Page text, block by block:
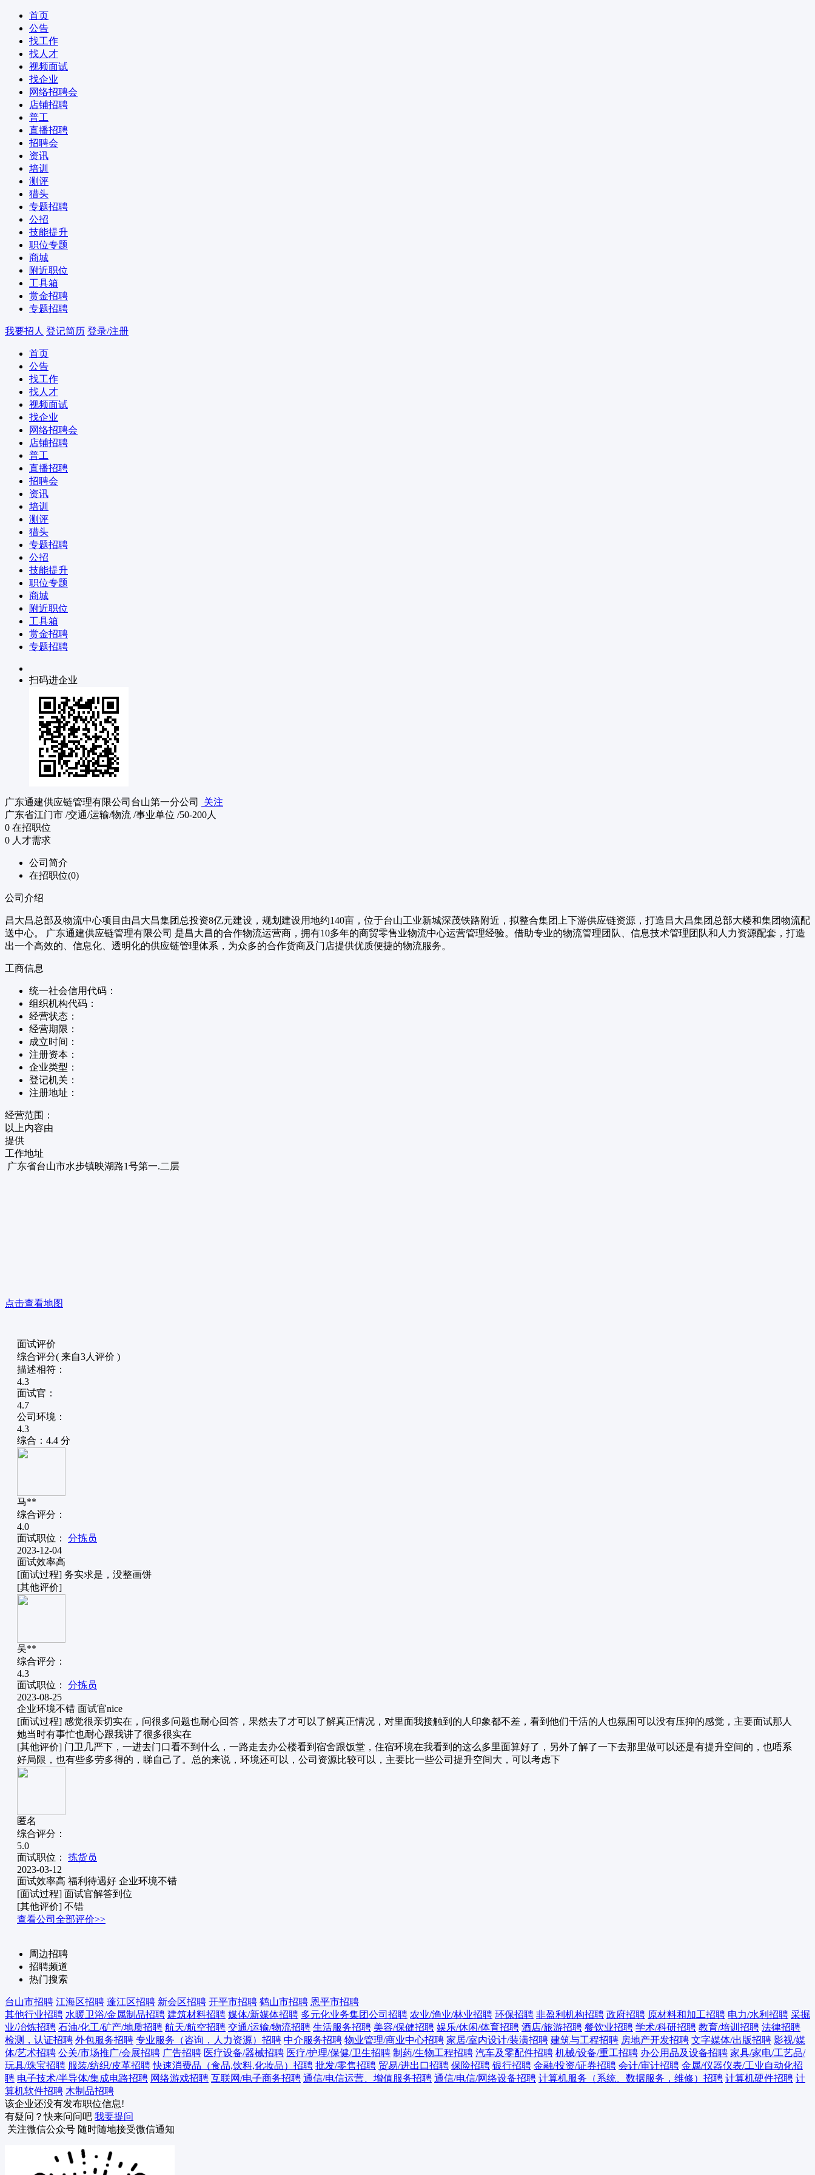
首页
公告
找工作
找人才
视频面试
找企业
网络招聘会
店铺招聘
普工
直播招聘
招聘会
资讯
培训
测评
猎头
专题招聘
公招
技能提升
职位专题
商城
附近职位
工具箱
赏金招聘
专题招聘
我要招人 登记简历 登录/注册
首页
公告
找工作
找人才
视频面试
找企业
网络招聘会
店铺招聘
普工
直播招聘
招聘会
资讯
培训
测评
猎头
专题招聘
公招
技能提升
职位专题
商城
附近职位
工具箱
赏金招聘
专题招聘
扫码进企业
广东通建供应链管理有限公司台山第一分公司
关注
广东省江门市 /交通/运输/物流 /事业单位 /50-200人
0 在招职位
0 人才需求
公司简介
在招职位(0)
公司介绍
昌大昌总部及物流中心项目由昌大昌集团总投资8亿元建设，规划建设用地约140亩，位于台山工业新城深茂铁路附近，拟整合集团上下游供应链资源，打造昌大昌集团总部大楼和集团物流配
送中心。 广东通建供应链管理有限公司 是昌大昌的合作物流运营商，拥有10多年的商贸零售业物流中心运营管理经验。借助专业的物流管理团队、信息技术管理团队和人力资源配套，打造
出一个高效的、信息化、透明化的供应链管理体系，为众多的合作货商及门店提供优质便捷的物流服务。
工商信息
统一社会信用代码：
组织机构代码：
经营状态：
经营期限：
成立时间：
注册资本：
企业类型：
登记机关：
注册地址：
经营范围：
以上内容由
提供
工作地址
广东省台山市水步镇映湖路1号第一.二层
点击查看地图
面试评价
综合评分( 来自3人评价 )
描述相符：
4.3
面试官：
4.7
公司环境：
4.3
综合： 4.4 分
马**
综合评分：
4.0
面试职位： 分拣员
2023-12-04
面试效率高
[面试过程] 务实求是，没整画饼
[其他评价]
吴**
综合评分：
4.3
面试职位： 分拣员
2023-08-25
企业环境不错 面试官nice
[面试过程] 感觉很亲切实在，问很多问题也耐心回答，果然去了才可以了解真正情况，对里面我接触到的人印象都不差，看到他们干活的人也氛围可以没有压抑的感觉，主要面试那人
她当时有事忙也耐心跟我讲了很多很实在
[其他评价] 门卫几严下，一进去门口看不到什么，一路走去办公楼看到宿舍跟饭堂，住宿环境在我看到的这么多里面算好了，另外了解了一下去那里做可以还是有提升空间的，也唔系
好局限，也有些多劳多得的，睇自己了。总的来说，环境还可以，公司资源比较可以，主要比一些公司提升空间大，可以考虑下
匿名
综合评分：
5.0
面试职位： 拣货员
2023-03-12
面试效率高 福利待遇好 企业环境不错
[面试过程] 面试官解答到位
[其他评价] 不错
查看公司全部评价>>
周边招聘
招聘频道
热门搜索
台山市招聘 江海区招聘 蓬江区招聘 新会区招聘 开平市招聘 鹤山市招聘 恩平市招聘
其他行业招聘 水暖卫浴/金属制品招聘 建筑材料招聘 媒体/新媒体招聘 多元化业务集团公司招聘 农业/渔业/林业招聘 环保招聘 非盈利机构招聘 政府招聘 原材料和加工招聘 电力/水利招聘 采掘
业/冶炼招聘 石油/化工/矿产/地质招聘 航天/航空招聘 交通/运输/物流招聘 生活服务招聘 美容/保健招聘 娱乐/休闲/体育招聘 酒店/旅游招聘 餐饮业招聘 学术/科研招聘 教育/培训招聘 法律招聘
检测，认证招聘 外包服务招聘 专业服务（咨询，人力资源）招聘 中介服务招聘 物业管理/商业中心招聘 家居/室内设计/装潢招聘 建筑与工程招聘 房地产开发招聘 文字媒体/出版招聘 影视/媒
体/艺术招聘 公关/市场推广/会展招聘 广告招聘 医疗设备/器械招聘 医疗/护理/保健/卫生招聘 制药/生物工程招聘 汽车及零配件招聘 机械/设备/重工招聘 办公用品及设备招聘 家具/家电/工艺品/
玩具/珠宝招聘 服装/纺织/皮革招聘 快速消费品（食品,饮料,化妆品）招聘 批发/零售招聘 贸易/进出口招聘 保险招聘 银行招聘 金融/投资/证券招聘 会计/审计招聘 金属/仪器仪表/工业自动化招
聘 电子技术/半导体/集成电路招聘 网络游戏招聘 互联网/电子商务招聘 通信/电信运营、增值服务招聘 通信/电信/网络设备招聘 计算机服务（系统、数据服务，维修）招聘 计算机硬件招聘 计
算机软件招聘 木制品招聘
该企业还没有发布职位信息!
有疑问？快来问问吧 我要提问
关注微信公众号 随时随地接受微信通知